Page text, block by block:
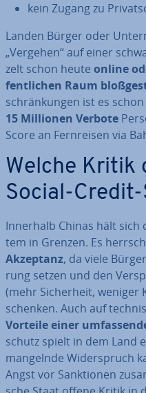
kein Zugang zu
Landen Bürger oder
„Vergehen“ auf einer
zelt schon heute online
fent­li­chen Raum
schrän­kun­gen ist es
15 Millionen Verbote
Score an Fern­rei­sen via
Welche Kritik
Social-
Innerhalb Chinas hält
tem in Grenzen. Es
Akzeptanz, da viele
rung setzen und den
(mehr Si­cher­heit, weniger
schenken. Auch auf
Vorteile einer
schutz spielt in dem Land
mangelnde Wi­der­spruch
Angst vor Sank­tio­nen